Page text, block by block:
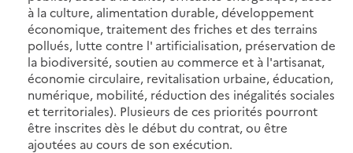
à la culture, alimentation durable, développement
économique, traitement des friches et des terrains
pollués, lutte contre l' artificialisation, préservation de
la biodiversité, soutien au commerce et à l'artisanat,
économie circulaire, revitalisation urbaine, éducation,
numérique, mobilité, réduction des inégalités sociales
et territoriales). Plusieurs de ces priorités pourront
être inscrites dès le début du contrat, ou être
ajoutées au cours de son exécution.